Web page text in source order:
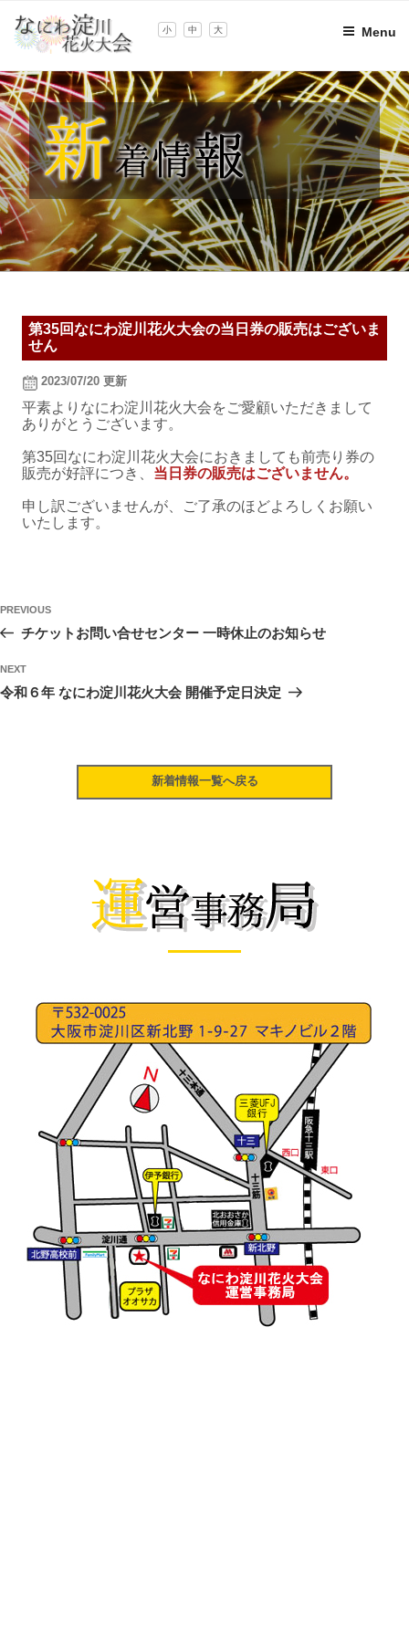
content
小 中 大 Menu
第35回なにわ淀川花火大会の当日券の販売はございま
せん
2023/07/20 更新
平素よりなにわ淀川花火大会をご愛顧いただきまして
ありがとうございます。
第35回なにわ淀川花火大会におきましても前売り券の
販売が好評につき、 当日券の販売はございません。
申し訳ございませんが、ご了承のほどよろしくお願い
いたします。
投
稿
ビ
ゲ
Previous
Post
PREVIOUS
チケットお問い合せセンター 一時休止のお知らせ
Next
Post
NEXT
令和６年 なにわ淀川花火大会 開催予定日決定
新着情報一覧へ戻る